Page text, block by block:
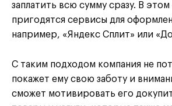
заплатить всю сумму сразу. В этом
пригодятся сервисы для
например, «Яндекс Сплит» или
С таким подходом компания не
покажет ему свою заботу и
сможет мотивировать его